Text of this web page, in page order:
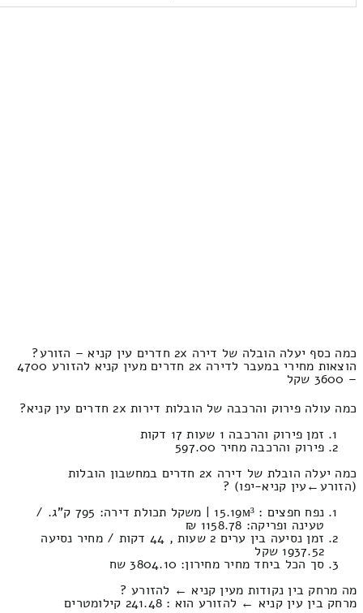
כמה כסף יעלה הובלה של דירה 2x חדרים עין קניא – הזורע?
הוצאות מחירי במעבר לדירה 2x חדרים מעין קניא להזורע 4700
– 3600 שקל
כמה עולה פירוק והרכבה של הובלות דירות 2x חדרים עין קניא?
זמן פירוק והרכבה 1 שעות 17 דקות
פירוק והרכבה מחיר 597.00
כמה יעלה הובלת של דירה 2x חדרים במחשבון הובלות
(הזורע‎←‏עין קניא-יפו) ?
נפח חפצים : 15.19м³ | משקל תכולת דירה: 795 ק”ג. /
טעינה ופריקה: 1158.78 ₪
זמן נסיעה בין ערים 2 שעות , 44 דקות / מחיר נסיעה
1937.52 שקל
סך הכל ביחד מחיר מחירון: 3804.10 שח
מה מרחק בין נקודות מעין קניא ← להזורע ?
מרחק בין עין קניא ← להזורע הוא : 241.48 קילומטרים